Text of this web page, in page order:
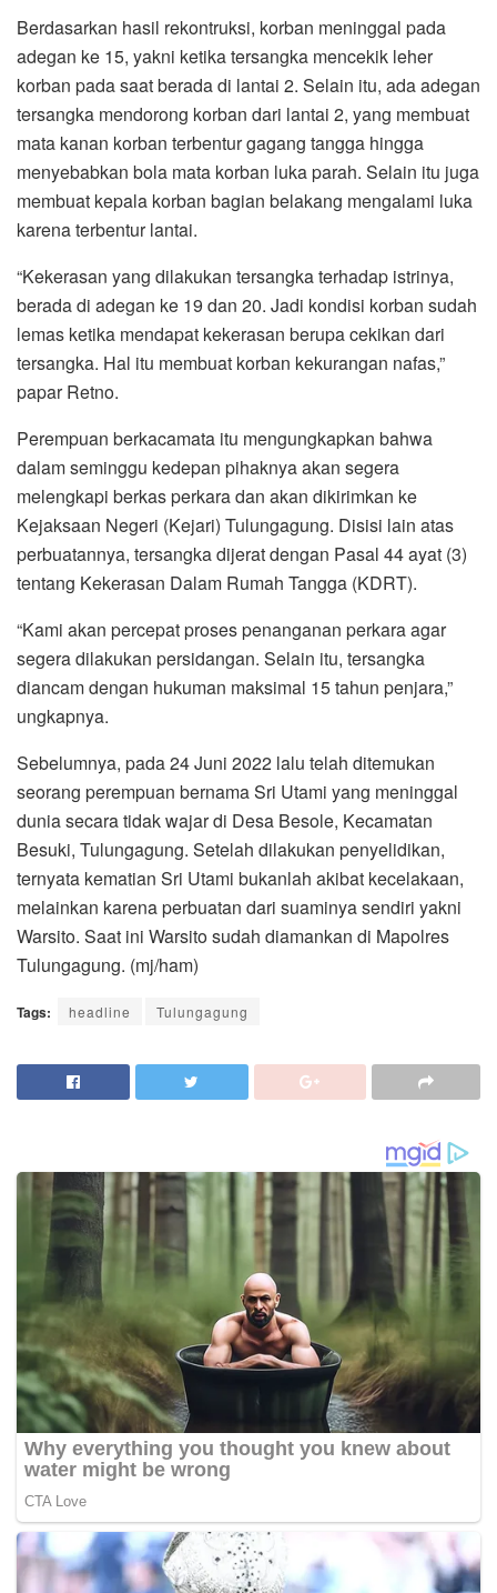
Berdasarkan hasil rekontruksi, korban meninggal pada
adegan ke 15, yakni ketika tersangka mencekik leher
korban pada saat berada di lantai 2. Selain itu, ada adegan
tersangka mendorong korban dari lantai 2, yang membuat
mata kanan korban terbentur gagang tangga hingga
menyebabkan bola mata korban luka parah. Selain itu juga
membuat kepala korban bagian belakang mengalami luka
karena terbentur lantai.
“Kekerasan yang dilakukan tersangka terhadap istrinya,
berada di adegan ke 19 dan 20. Jadi kondisi korban sudah
lemas ketika mendapat kekerasan berupa cekikan dari
tersangka. Hal itu membuat korban kekurangan nafas,”
papar Retno.
Perempuan berkacamata itu mengungkapkan bahwa
dalam seminggu kedepan pihaknya akan segera
melengkapi berkas perkara dan akan dikirimkan ke
Kejaksaan Negeri (Kejari) Tulungagung. Disisi lain atas
perbuatannya, tersangka dijerat dengan Pasal 44 ayat (3)
tentang Kekerasan Dalam Rumah Tangga (KDRT).
“Kami akan percepat proses penanganan perkara agar
segera dilakukan persidangan. Selain itu, tersangka
diancam dengan hukuman maksimal 15 tahun penjara,”
ungkapnya.
Sebelumnya, pada 24 Juni 2022 lalu telah ditemukan
seorang perempuan bernama Sri Utami yang meninggal
dunia secara tidak wajar di Desa Besole, Kecamatan
Besuki, Tulungagung. Setelah dilakukan penyelidikan,
ternyata kematian Sri Utami bukanlah akibat kecelakaan,
melainkan karena perbuatan dari suaminya sendiri yakni
Warsito. Saat ini Warsito sudah diamankan di Mapolres
Tulungagung. (mj/ham)
Tags: headline Tulungagung